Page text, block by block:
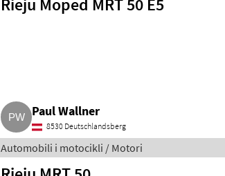
Rieju Moped MRT 50 E5
Paul Wallner
8530 Deutschlandsberg
Automobili i motocikli / Motori